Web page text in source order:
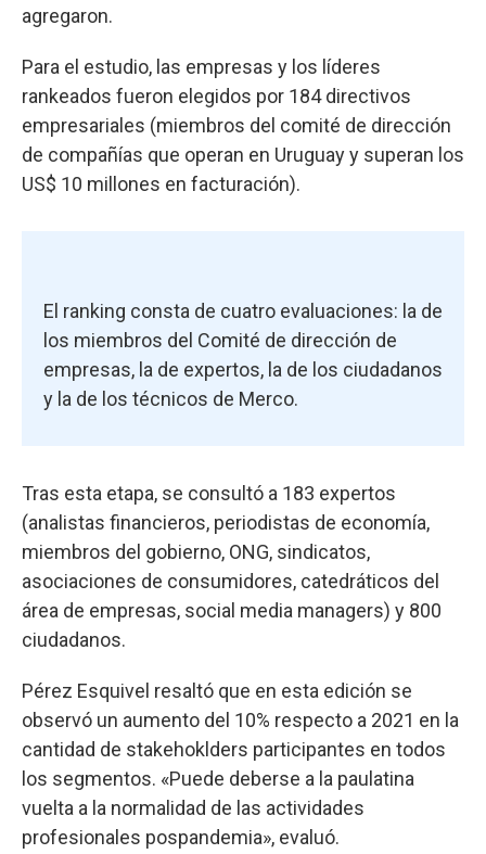
agregaron.
Para el estudio, las empresas y los líderes
rankeados fueron elegidos por 184 directivos
empresariales (miembros del comité de dirección
de compañías que operan en Uruguay y superan los
US$ 10 millones en facturación).
El ranking consta de cuatro evaluaciones: la de
los miembros del Comité de dirección de
empresas, la de expertos, la de los ciudadanos
y la de los técnicos de Merco.
Tras esta etapa, se consultó a 183 expertos
(analistas financieros, periodistas de economía,
miembros del gobierno, ONG, sindicatos,
asociaciones de consumidores, catedráticos del
área de empresas, social media managers) y 800
ciudadanos.
Pérez Esquivel resaltó que en esta edición se
observó un aumento del 10% respecto a 2021 en la
cantidad de stakehoklders participantes en todos
los segmentos. «Puede deberse a la paulatina
vuelta a la normalidad de las actividades
profesionales pospandemia», evaluó.